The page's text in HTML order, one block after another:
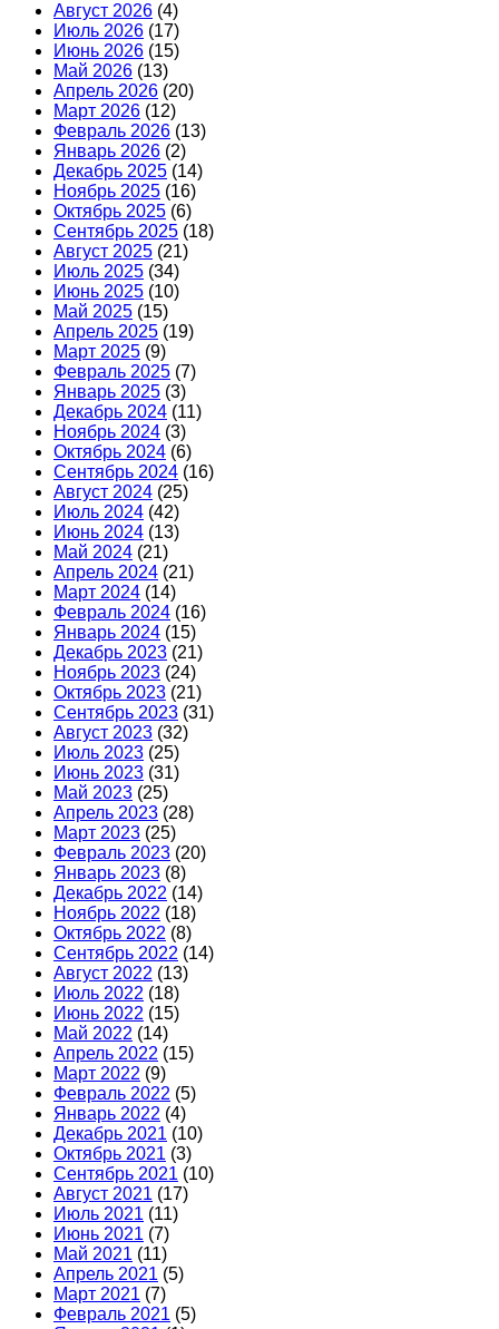
Август 2026 (4)
Июль 2026 (17)
Июнь 2026 (15)
Май 2026 (13)
Апрель 2026 (20)
Март 2026 (12)
Февраль 2026 (13)
Январь 2026 (2)
Декабрь 2025 (14)
Ноябрь 2025 (16)
Октябрь 2025 (6)
Сентябрь 2025 (18)
Август 2025 (21)
Июль 2025 (34)
Июнь 2025 (10)
Май 2025 (15)
Апрель 2025 (19)
Март 2025 (9)
Февраль 2025 (7)
Январь 2025 (3)
Декабрь 2024 (11)
Ноябрь 2024 (3)
Октябрь 2024 (6)
Сентябрь 2024 (16)
Август 2024 (25)
Июль 2024 (42)
Июнь 2024 (13)
Май 2024 (21)
Апрель 2024 (21)
Март 2024 (14)
Февраль 2024 (16)
Январь 2024 (15)
Декабрь 2023 (21)
Ноябрь 2023 (24)
Октябрь 2023 (21)
Сентябрь 2023 (31)
Август 2023 (32)
Июль 2023 (25)
Июнь 2023 (31)
Май 2023 (25)
Апрель 2023 (28)
Март 2023 (25)
Февраль 2023 (20)
Январь 2023 (8)
Декабрь 2022 (14)
Ноябрь 2022 (18)
Октябрь 2022 (8)
Сентябрь 2022 (14)
Август 2022 (13)
Июль 2022 (18)
Июнь 2022 (15)
Май 2022 (14)
Апрель 2022 (15)
Март 2022 (9)
Февраль 2022 (5)
Январь 2022 (4)
Декабрь 2021 (10)
Октябрь 2021 (3)
Сентябрь 2021 (10)
Август 2021 (17)
Июль 2021 (11)
Июнь 2021 (7)
Май 2021 (11)
Апрель 2021 (5)
Март 2021 (7)
Февраль 2021 (5)